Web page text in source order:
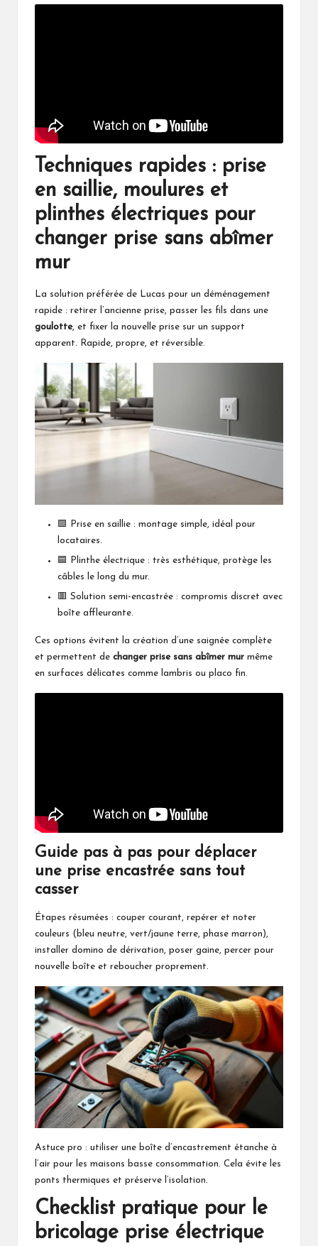
Techniques rapides : prise
en saillie, moulures et
plinthes électriques pour
changer prise sans abîmer
mur
La solution préférée de Lucas pour un déménagement
rapide : retirer l’ancienne prise, passer les fils dans une
goulotte, et fixer la nouvelle prise sur un support
apparent. Rapide, propre, et réversible.
🟩 Prise en saillie : montage simple, idéal pour
locataires.
🟦 Plinthe électrique : très esthétique, protège les
câbles le long du mur.
🟥 Solution semi-encastrée : compromis discret avec
boîte affleurante.
Ces options évitent la création d’une saignée complète
et permettent de changer prise sans abîmer mur même
en surfaces délicates comme lambris ou placo fin.
Guide pas à pas pour déplacer
une prise encastrée sans tout
casser
Étapes résumées : couper courant, repérer et noter
couleurs (bleu neutre, vert/jaune terre, phase marron),
installer domino de dérivation, poser gaine, percer pour
nouvelle boîte et reboucher proprement.
Astuce pro : utiliser une boîte d’encastrement étanche à
l’air pour les maisons basse consommation. Cela évite les
ponts thermiques et préserve l’isolation.
Checklist pratique pour le
bricolage prise électrique